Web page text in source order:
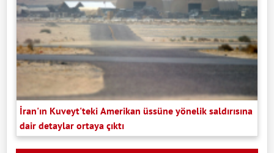
İran'ın Kuveyt'teki Amerikan üssüne yönelik saldırısına
dair detaylar ortaya çıktı